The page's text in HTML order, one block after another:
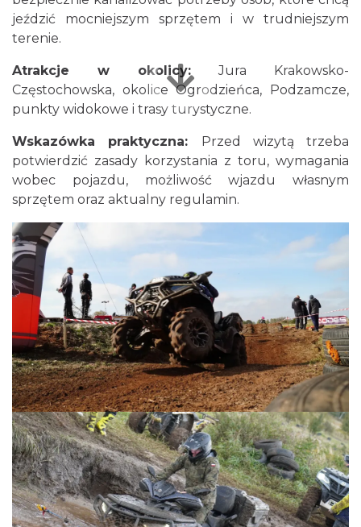
jeździć mocniejszym sprzętem i w trudniejszym
terenie.
Atrakcje w okolicy:Jura Krakowsko-
Częstochowska, okolice Ogrodzieńca, Podzamcze,
punkty widokowe i trasy turystyczne.
Wskazówka praktyczna: Przed wizytą trzeba
potwierdzić zasady korzystania z toru, wymagania
wobec pojazdu, możliwość wjazdu własnym
sprzętem oraz aktualny regulamin.